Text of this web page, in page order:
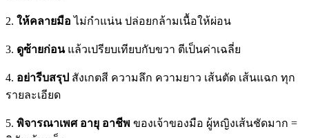
2. ให้คลายมือ ไม่กำแน่น ปล่อยกล้ามเนื้อให้ผ่อน
3. ดูซ้ายก่อนแล้วเปรียบเทียบกับขวา ตีเป็นค่าเฉลี่ย
4. อย่ารีบสรุป สังเกตสี ความลึก ความยาว เส้นตัด เส้นแฉก ทุก
รายละเอียด
5. พิจารณาเพศ อายุ อาชีพ ของเจ้าของมือ ผู้หญิงเส้นชัดมาก =